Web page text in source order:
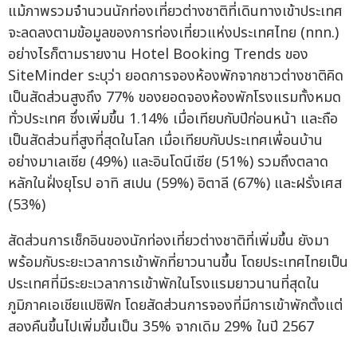
แม้ภาพรวมจำนวนนักท่องเที่ยวต่างชาติที่เดินทางเข้าประเทศ
จะลดลงตามข้อมูลของการท่องเที่ยวแห่งประเทศไทย (ททท.)
อย่างไรก็ตามรายงาน Hotel Booking Trends ของ
SiteMinder ระบุว่า ยอดการจองห้องพักจากชาวต่างชาติคิด
เป็นสัดส่วนสูงถึง 77% ของยอดจองห้องพักโรงแรมทั้งหมด
ทั่วประเทศ ซึ่งเพิ่มขึ้น 1.14% เมื่อเทียบกับปีก่อนหน้า และถือ
เป็นสัดส่วนที่สูงที่สุดในโลก เมื่อเทียบกับประเทศเพื่อนบ้าน
อย่างมาเลเซีย (49%) และอินโดนีเซีย (51%) รวมถึงตลาด
หลักในฝั่งยุโรป อาทิ สเปน (59%) อิตาลี (67%) และฝรั่งเศส
(53%)
สัดส่วนการเช็กอินของนักท่องเที่ยวต่างชาติที่เพิ่มขึ้น ยังมา
พร้อมกับระยะเวลาการเข้าพักที่ยาวนานขึ้น โดยประเทศไทยเป็น
ประเทศที่มีระยะเวลาการเข้าพักในโรงแรมยาวนานที่สุดใน
ภูมิภาคเอเชียแปซิฟิก โดยสัดส่วนการจองที่มีการเข้าพักตั้งแต่
สองคืนขึ้นไปเพิ่มขึ้นเป็น 35% จากเดิม 29% ในปี 2567